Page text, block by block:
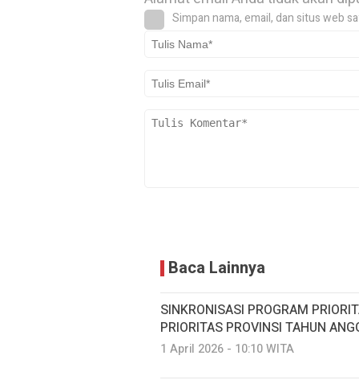
Simpan nama, email, dan situs web
Baca Lainnya
SINKRONISASI PROGRAM
PRIORITAS PROVINSI TAHUN
1 April 2026 - 10:10 WITA